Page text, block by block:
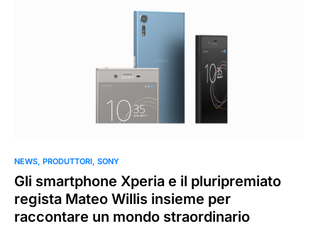
NEWS PRODUTTORI SONY
Gli smartphone Xperia e il pluripremiato
regista Mateo Willis insieme per
raccontare un mondo straordinario